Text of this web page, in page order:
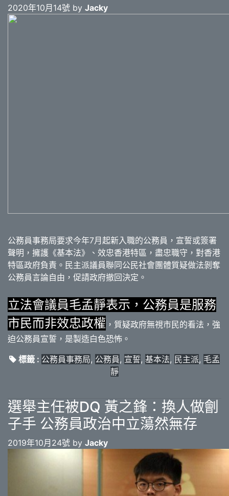
2020年10月14號 by Jacky
公務員事務局要求今年7月起新入職的公務員，宣誓或簽署
聲明，擁護《基本法》、效忠香港特區，盡忠職守，對香港
特區政府負責。民主派議員聯同公民社會團體質疑做法剝奪
公務員言論自由，促請政府撤回決定。
立法會議員毛孟靜表示，公務員是服務
市民而非效忠政權 ，質疑政府無視市民的看法，強
迫公務員宣誓，是製造白色恐怖。
標籤 : 公務員事務局, 公務員, 宣誓, 基本法, 民主派, 毛孟
靜
選舉主任被DQ 黃之鋒：換人做劊
子手 公務員政治中立蕩然無存
2019年10月24號 by Jacky